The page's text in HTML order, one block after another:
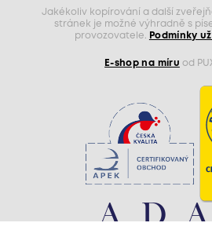
Jakékoliv kopírování a další
stránek je možné výhradně s
provozovatele.
Podmínky
E-shop na míru od